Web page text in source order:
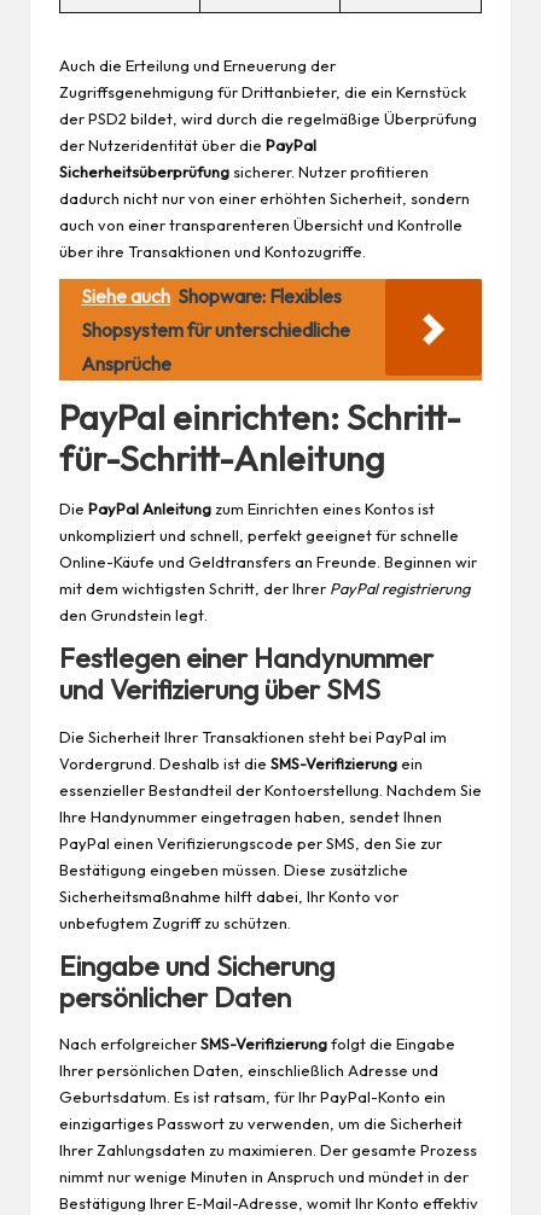
Auch die Erteilung und Erneuerung der
Zugriffsgenehmigung für Drittanbieter, die ein Kernstück
der PSD2 bildet, wird durch die regelmäßige Überprüfung
der Nutzeridentität über die PayPal
Sicherheitsüberprüfung sicherer. Nutzer profitieren
dadurch nicht nur von einer erhöhten Sicherheit, sondern
auch von einer transparenteren Übersicht und Kontrolle
über ihre Transaktionen und Kontozugriffe.
Siehe auch Shopware: Flexibles
Shopsystem für unterschiedliche
Ansprüche
PayPal einrichten: Schritt-
für-Schritt-Anleitung
Die PayPal Anleitung zum Einrichten eines Kontos ist
unkompliziert und schnell, perfekt geeignet für schnelle
Online-Käufe und Geldtransfers an Freunde. Beginnen wir
mit dem wichtigsten Schritt, der Ihrer PayPal registrierung
den Grundstein legt.
Festlegen einer Handynummer
und Verifizierung über SMS
Die Sicherheit Ihrer Transaktionen steht bei PayPal im
Vordergrund. Deshalb ist die SMS-Verifizierungein
essenzieller Bestandteil der Kontoerstellung. Nachdem Sie
Ihre Handynummer eingetragen haben, sendet Ihnen
PayPal einen Verifizierungscode per SMS, den Sie zur
Bestätigung eingeben müssen. Diese zusätzliche
Sicherheitsmaßnahme hilft dabei, Ihr Konto vor
unbefugtem Zugriff zu schützen.
Eingabe und Sicherung
persönlicher Daten
Nach erfolgreicherSMS-Verifizierungfolgt die Eingabe
Ihrer persönlichen Daten, einschließlich Adresse und
Geburtsdatum. Es ist ratsam, für Ihr PayPal-Konto ein
einzigartiges Passwort zu verwenden, um die Sicherheit
Ihrer Zahlungsdaten zu maximieren. Der gesamte Prozess
nimmt nur wenige Minuten in Anspruch und mündet in der
Bestätigung Ihrer E-Mail-Adresse, womit Ihr Konto effektiv